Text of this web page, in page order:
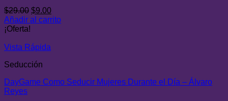
$29.00 El
precio
$29.00.
$9.00El
precio
Añadir al carrito
¡Oferta!
Vista Rápida
Seducción
DayGame Como Seducir Mujeres Durante el Día – Álvaro
Reyes